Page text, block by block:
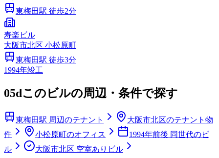
東梅田駅 徒歩2分
寿楽ビル
大阪市北区 小松原町
東梅田駅 徒歩3分
1994年竣工
05dこのビルの周辺・条件で探す
東梅田駅 周辺のテナント
大阪市北区のテナント物
件
小松原町のオフィス
1994年前後 同世代のビ
ル
大阪市北区 空室ありビル